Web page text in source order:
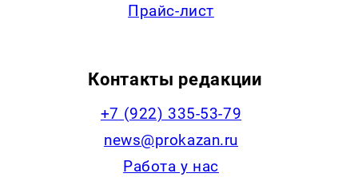
Прайс-лист
Контакты редакции
+7 (922) 335-53-79
news@prokazan.ru
Работа у нас